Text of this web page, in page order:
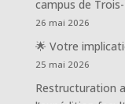
campus de
26 mai 2026
🌟 Votre
25 mai 2026
Restructuration